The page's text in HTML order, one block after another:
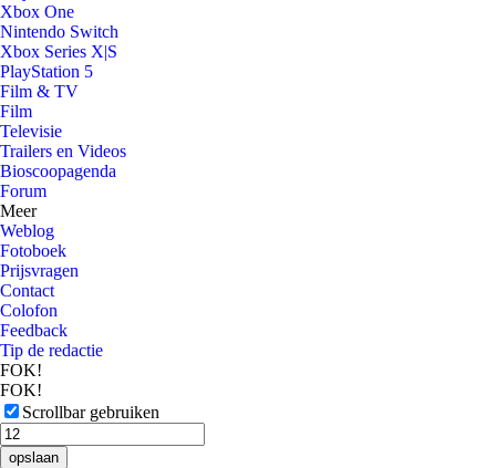
Xbox One
Nintendo Switch
Xbox Series X|S
PlayStation 5
Film & TV
Film
Televisie
Trailers en Videos
Bioscoopagenda
Forum
Meer
Weblog
Fotoboek
Prijsvragen
Contact
Colofon
Feedback
Tip de redactie
FOK!
FOK!
Scrollbar gebruiken
opslaan